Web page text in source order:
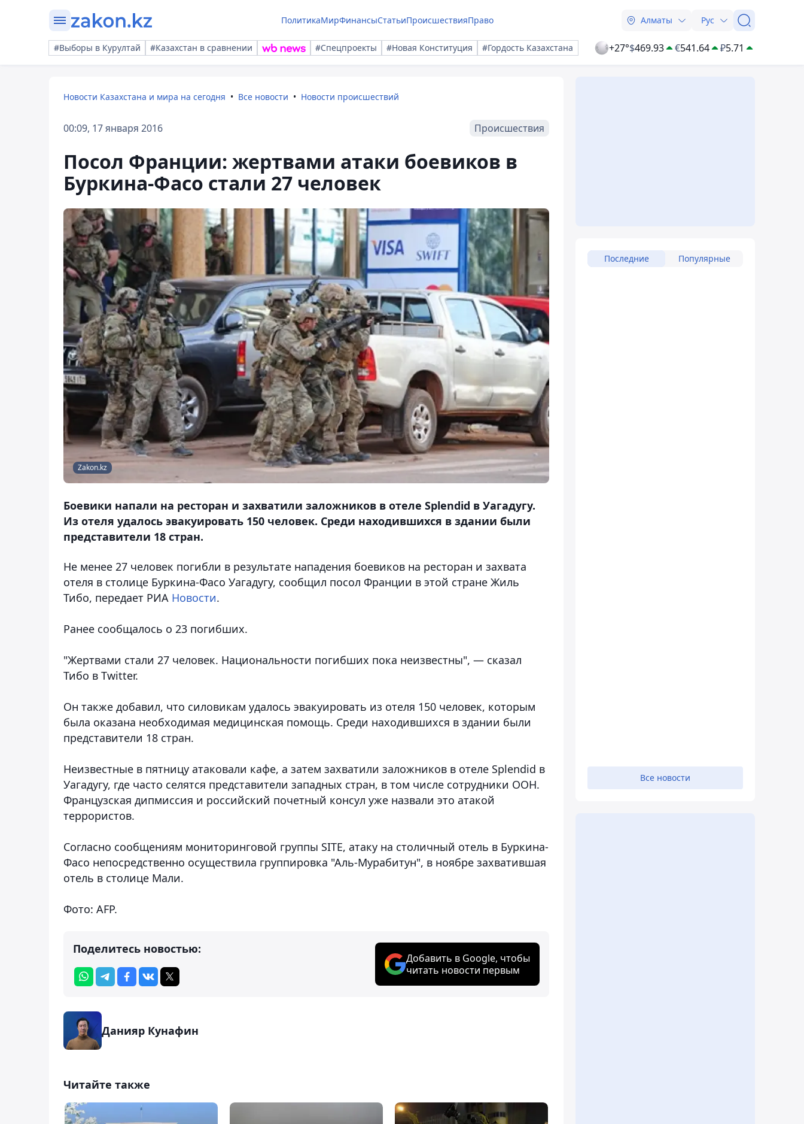
ПолитикаМирФинансыСтатьиПроисшествияПраво Алматы Рус
#Выборы в Курултай #Казахстан в сравнении #Спецпроекты #Новая Конституция #Гордость Казахстана +27°$469.93 €541.64 ₽5.71
Новости Казахстана и мира на сегодня Все новости Новости происшествий
00:09, 17 января 2016 Происшествия
Посол Франции: жертвами атаки боевиков в
Буркина-Фасо стали 27 человек
Zakon.kz
Боевики напали на ресторан и захватили заложников в отеле Splendid в Уагадугу.
Из отеля удалось эвакуировать 150 человек. Среди находившихся в здании были
представители 18 стран.
Не менее 27 человек погибли в результате нападения боевиков на ресторан и захвата
отеля в столице Буркина-Фасо Уагадугу, сообщил посол Франции в этой стране Жиль
Тибо, передает РИА Новости.
Ранее сообщалось о 23 погибших.
"Жертвами стали 27 человек. Национальности погибших пока неизвестны", — сказал
Тибо в Twitter.
Он также добавил, что силовикам удалось эвакуировать из отеля 150 человек, которым
была оказана необходимая медицинская помощь. Среди находившихся в здании были
представители 18 стран.
Неизвестные в пятницу атаковали кафе, а затем захватили заложников в отеле Splendid в
Уагадугу, где часто селятся представители западных стран, в том числе сотрудники ООН.
Французская дипмиссия и российский почетный консул уже назвали это атакой
террористов.
Согласно сообщениям мониторинговой группы SITE, атаку на столичный отель в Буркина-
Фасо непосредственно осуществила группировка "Аль-Мурабитун", в ноябре захватившая
отель в столице Мали.
Фото: AFP.
Поделитесь новостью:
Добавить в Google, чтобы
читать новости первым
Данияр Кунафин
Читайте также
Последние Популярные
Все новости